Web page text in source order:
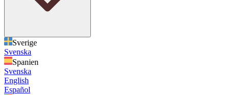
Sverige
Svenska
Spanien
Svenska
English
Español